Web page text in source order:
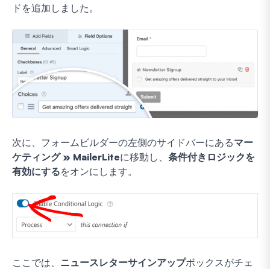
ドを追加しました。
次に、フォームビルダーの左側のサイドバーにあるマー
ケティング » MailerLiteに移動し、 条件付きロジックを
有効にするをオンにします。
ここでは、 ニュースレターサインアップボックスがチェ